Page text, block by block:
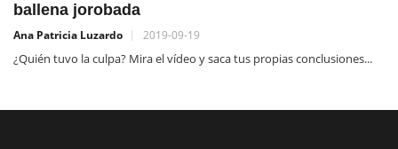
ballena jorobada
Ana Patricia Luzardo 2019-09-19
¿Quién tuvo la culpa? Mira el vídeo y saca tus propias conclusiones...